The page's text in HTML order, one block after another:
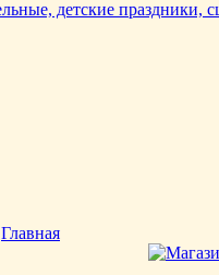
Главная